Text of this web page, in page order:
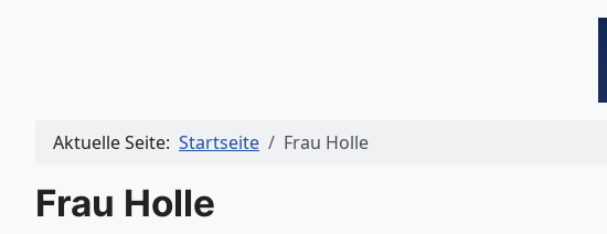
Aktuelle Seite: Startseite Frau Holle
Frau Holle